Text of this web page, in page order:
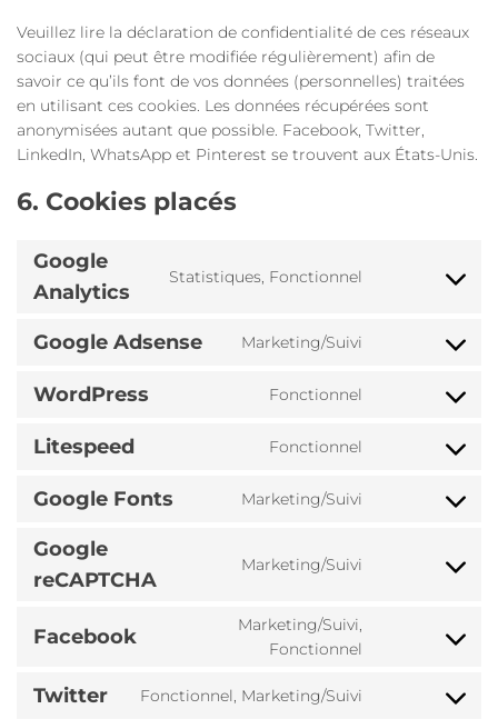
Veuillez lire la déclaration de confidentialité de ces réseaux
sociaux (qui peut être modifiée régulièrement) afin de
savoir ce qu’ils font de vos données (personnelles) traitées
en utilisant ces cookies. Les données récupérées sont
anonymisées autant que possible. Facebook, Twitter,
LinkedIn, WhatsApp et Pinterest se trouvent aux États-Unis.
6. Cookies placés
Google
Analytics
Statistiques, Fonctionnel
Google Adsense Marketing/Suivi
WordPress Fonctionnel
Litespeed Fonctionnel
Google Fonts Marketing/Suivi
Google
reCAPTCHA
Marketing/Suivi
Facebook
Marketing/Suivi,
Fonctionnel
Twitter Fonctionnel, Marketing/Suivi